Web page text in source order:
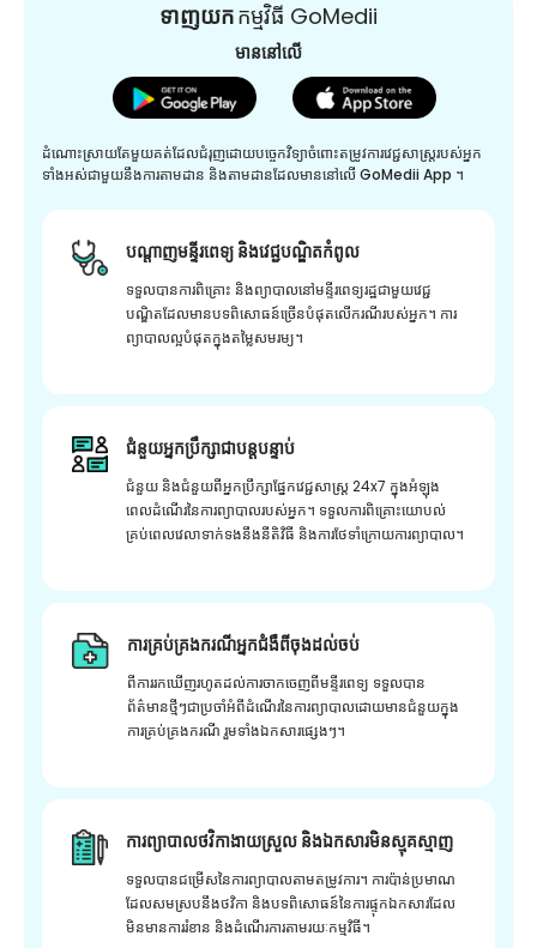
ទាញយកកម្មវិធី GoMedii
មាននៅលើ
ដំណោះស្រាយតែមួយគត់ដែលជំរុញដោយបច្ចេកវិទ្យាចំពោះតម្រូវការវេជ្ជសាស្រ្តរបស់អ្នក
ទាំងអស់ជាមួយនឹងការតាមដាន និងតាមដានដែលមាននៅលើ GoMedii App ។
បណ្តាញមន្ទីរពេទ្យ និងវេជ្ជបណ្ឌិតកំពូល
ទទួលបានការពិគ្រោះ និងព្យាបាលនៅមន្ទីរពេទ្យរដ្ឋជាមួយវេជ្ជ
បណ្ឌិតដែលមានបទពិសោធន៍ច្រើនបំផុតលើករណីរបស់អ្នក។ ការ
ព្យាបាលល្អបំផុតក្នុងតម្លៃសមរម្យ។
ជំនួយអ្នកប្រឹក្សាជាបន្តបន្ទាប់
ជំនួយ និងជំនួយពីអ្នកប្រឹក្សាផ្នែកវេជ្ជសាស្រ្ត 24x7 ក្នុងអំឡុង
ពេលដំណើរនៃការព្យាបាលរបស់អ្នក។ ទទួលការពិគ្រោះយោបល់
គ្រប់ពេលវេលាទាក់ទងនឹងនីតិវិធី និងការថែទាំក្រោយការព្យាបាល។
ការគ្រប់គ្រងករណីអ្នកជំងឺពីចុងដល់ចប់
ពីការរកឃើញរហូតដល់ការចាកចេញពីមន្ទីរពេទ្យ ទទួលបាន
ព័ត៌មានថ្មីៗជាប្រចាំអំពីដំណើរនៃការព្យាបាលដោយមានជំនួយក្នុង
ការគ្រប់គ្រងករណី រួមទាំងឯកសារផ្សេងៗ។
ការព្យាបាលថវិកាងាយស្រួល និងឯកសារមិនស្មុគស្មាញ
ទទួលបានជម្រើសនៃការព្យាបាលតាមតម្រូវការ។ ការប៉ាន់ប្រមាណ
ដែលសមស្របនឹងថវិកា និងបទពិសោធន៍នៃការផ្ទុកឯកសារដែល
មិនមានការរំខាន និងដំណើរការតាមរយៈកម្មវិធី។